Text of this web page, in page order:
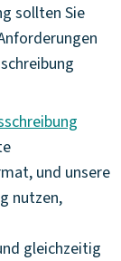
sollten Sie
und unsere
nutzen,
gleichzeitig